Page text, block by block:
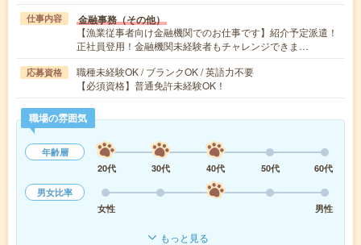
仕事内容 金融事務（その他）
【漁業従事者向け金融機関でのお仕事です】紹介予定派遣！
正社員登用！金融機関未経験者もチャレンジできま…
応募資格
職種未経験OK / ブランクOK / 英語力不要
【必須資格】普通免許未経験OK！
職場の雰囲気
年齢層
20代
30代 40代 50代
60代
男女比率
女性
男性
もっと見る